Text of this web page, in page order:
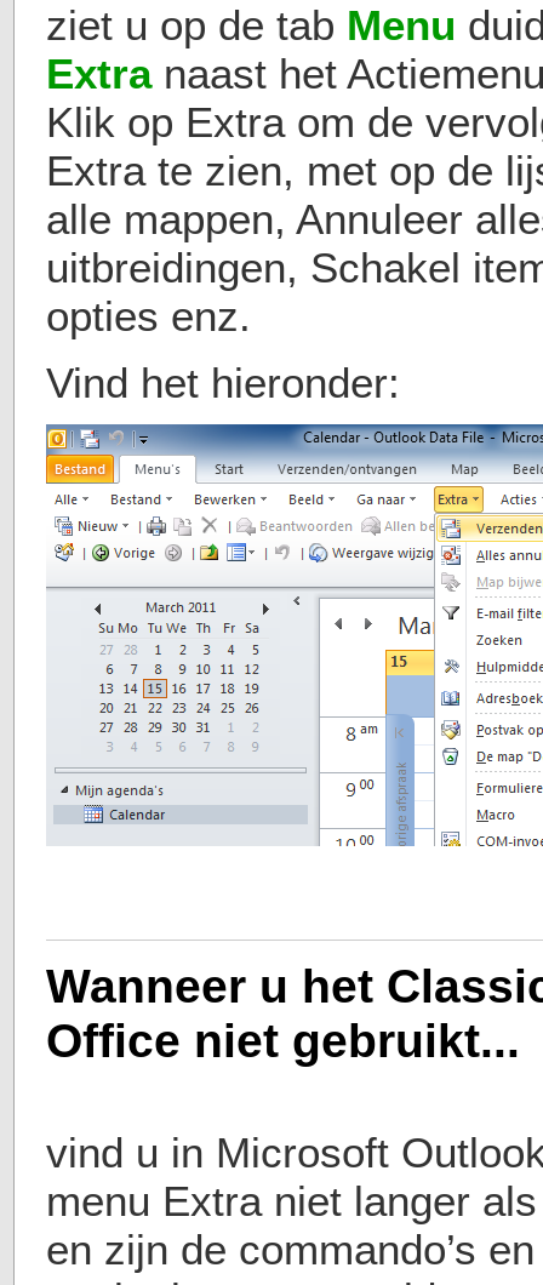
ziet u op de tab Menu
Extranaast het
Klik op Extra om de
Extra te zien, met op de
alle mappen, Annuleer
uitbreidingen, Schakel
opties enz.
Vind het hieronder:
Wanneer u het
Office niet gebruikt...
vind u in Microsoft
menu Extra niet langer
en zijn de commando’s